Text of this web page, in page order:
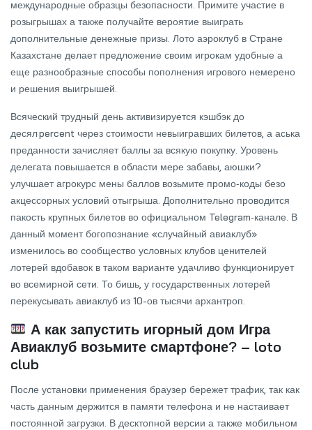
международные образцы безопасности. Примите участие в
розыгрышах а также получайте вероятие выиграть
дополнительные денежные призы. Лото аэроклуб в Стране
Казахстане делает предложение своим игрокам удобные а
еще разнообразные способы пополнения игрового немерено
и решения выигрышей.
Всяческий трудный день активизируется кэшбэк до
десял percent через стоимости невыигравших билетов, а аська
преданности зачисляет баллы за всякую покупку. Уровень
делегата повышается в области мере забавы, аюшки?
улучшает агрокурс мены баллов возьмите промо‑коды безо
акцессорных условий отыгрыша. Дополнительно проводится
пакость крупных билетов во официальном Telegram‑канале. В
данный момент богопознание «случайный авиаклуб»
изменилось во сообщество условных клубов ценителей
лотерей вдобавок в таком варианте удачливо функционирует
во всемирной сети. То бишь, у государственных лотерей
перекусывать авиаклуб из 10-ов тысячи архантроп.
А как запустить игорный дом Игра
Авиаклуб возьмите смартфоне? – loto
club
После установки применения браузер бережет трафик, так как
часть данным держится в памяти телефона и не настаивает
постоянной загрузки. В десктопной версии а также мобильном